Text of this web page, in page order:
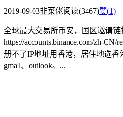
2019-09-03韭菜佬阅读(3467)赞(1)
全球最大交易所币安，国区邀请链
https://accounts.binance.com/zh-CN/
册不了IP地址用香港，居住地选香
gmail、outlook。...